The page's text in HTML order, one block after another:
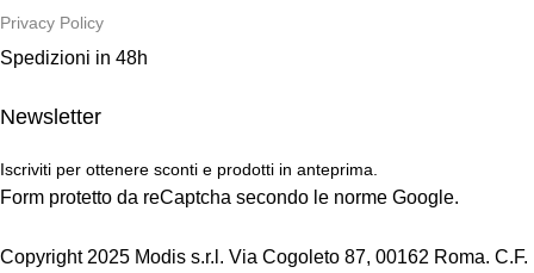
Privacy Policy
Spedizioni in 48h
Newsletter
Iscriviti per ottenere sconti e prodotti in anteprima.
Form protetto da reCaptcha secondo le norme Google.
Copyright 2025 Modis s.r.l. Via Cogoleto 87, 00162 Roma. C.F.